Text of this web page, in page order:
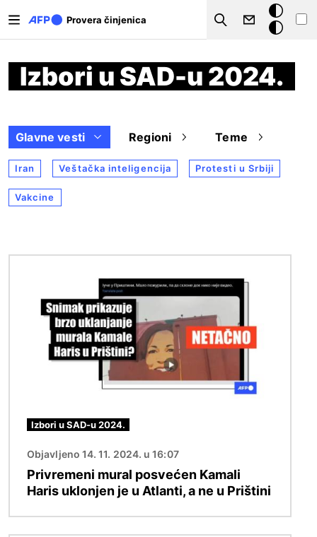
Provera činjenica
Search
Tamna
pozadina
Izbori u SAD-u 2024.
Glavne vesti Regioni Teme
Iran Veštačka inteligencija Protesti u Srbiji
Vakcine
Izbori u SAD-u 2024.
Objavljeno 14. 11. 2024. u 16:07
Privremeni mural posvećen Kamali
Haris uklonjen je u Atlanti, a ne u Prištini